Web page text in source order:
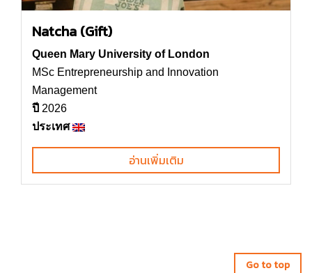
Natcha (Gift)
Queen Mary University of London
MSc Entrepreneurship and Innovation
Management
ปี 2026
ประเทศ
อ่านเพิ่มเติม
Go to top